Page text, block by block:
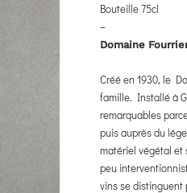
Bouteille 75cl
–
Domaine
Créé en 1930, le
famille. Installé à
remarquables
puis auprès du
matériel végétal et
peu
vins se